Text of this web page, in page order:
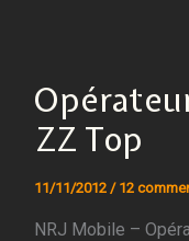
ZZ Top
11/11/2012/ 12
NRJ Mobile –